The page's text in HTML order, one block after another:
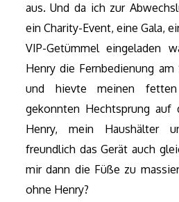
aus. Und da ich zur
ein Charity-Event, eine Gala,
VIP-Getümmel eingeladen
Henry die Fernbedienung am
und hievte meinen
gekonnten Hechtsprung auf
Henry, mein Haushälter
freundlich das Gerät auch
mir dann die Füße zu
ohne Henry?